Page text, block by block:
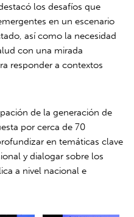
los desafíos que
en un escenario
así como la necesidad
con una mirada
responder a contextos
de la generación de
por cerca de 70
en temáticas clave
y dialogar sobre los
a nivel nacional e